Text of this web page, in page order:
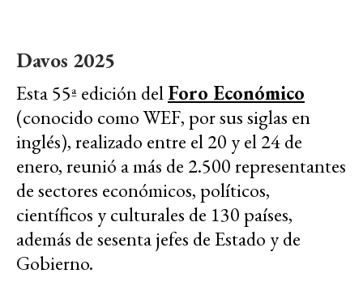
Davos 2025
Esta 55ª edición delForo Económico
(conocido como WEF, por sus siglas en
inglés), realizado entre el 20 y el 24 de
enero, reunió a más de 2.500 representantes
de sectores económicos, políticos,
científicos y culturales de 130 países,
además de sesenta jefes de Estado y de
Gobierno.